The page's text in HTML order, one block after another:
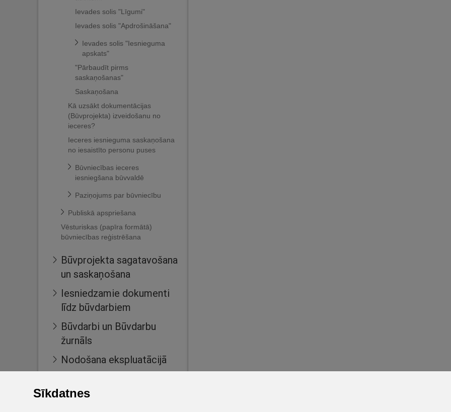
Sīkdatnes
Ievades solis "Līgumi"
Ievades solis "Apdrošināšana"
Ievades solis "Iesnieguma
apskats"
"Pārbaudīt pirms
saskaņošanas"
Saskaņošana
Kā uzsākt dokumentācijas
(Būvprojekta) izveidošanu no
ieceres?
Ieceres iesnieguma saskaņošana
no iesaistīto personu puses
Būvniecības ieceres
iesniegšana būvvaldē
Paziņojums par būvniecību
Publiskā apspriešana
Vēsturiskas (papīra formātā)
būvniecības reģistrēšana
Būvprojekta sagatavošana
un saskaņošana
Iesniedzamie dokumenti
līdz būvdarbiem
Būvdarbi un Būvdarbu
žurnāls
Nodošana ekspluatācijā
Māju lietas